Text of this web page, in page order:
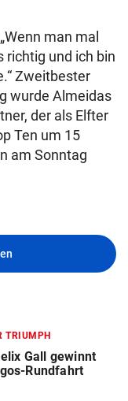
man mal
richtig und ich bin
Zweitbester
wurde Almeidas
der als Elfter
Ten um 15
am Sonntag
TRIUMPH
Gall gewinnt
Rundfahrt